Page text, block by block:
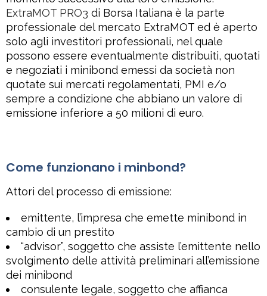
ExtraMOT PRO3 di Borsa Italiana è la parte
professionale del mercato ExtraMOT ed è aperto
solo agli investitori professionali, nel quale
possono essere eventualmente distribuiti, quotati
e negoziati i minibond emessi da società non
quotate sui mercati regolamentati, PMI e/o
sempre a condizione che abbiano un valore di
emissione inferiore a 50 milioni di euro.
Come funzionano i minbond?
Attori del processo di emissione:
emittente, l’impresa che emette minibond in
cambio di un prestito
“advisor”, soggetto che assiste l’emittente nello
svolgimento delle attività preliminari all’emissione
dei minibond
consulente legale, soggetto che affianca